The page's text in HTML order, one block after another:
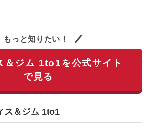
もっと知りたい！
＆ジム 1to1を公式サイト
で見る
ス＆ジム 1to1